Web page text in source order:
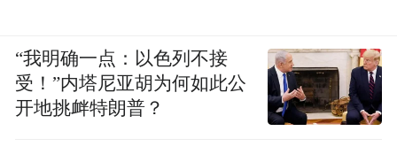
“我明确一点：以色列不接
受！”内塔尼亚胡为何如此公
开地挑衅特朗普？